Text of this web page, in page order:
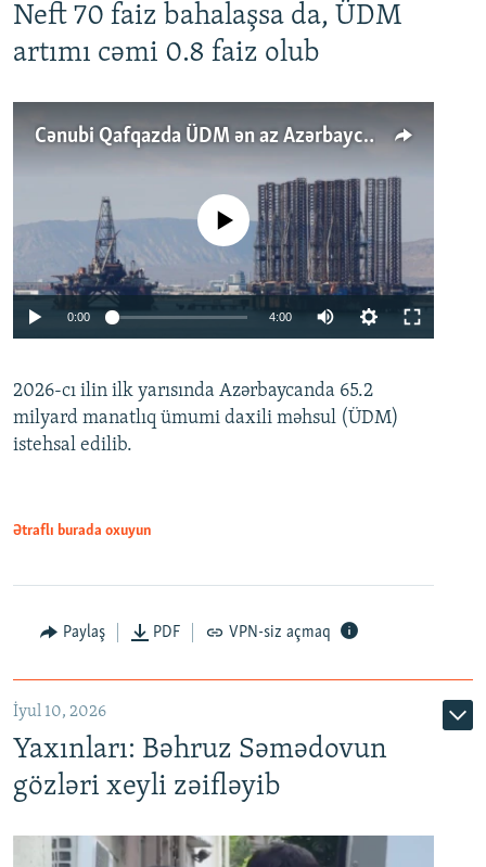
Neft 70 faiz bahalaşsa da, ÜDM
artımı cəmi 0.8 faiz olub
Cənubi Qafqazda ÜDM ən az Azərbaycanda artır: Qonşuları niyə Bakını qabaqlaya bilir?
Auto 240p 360p 480p
No media source currently available
0:00 4:00
360p
480p
2026-cı ilin ilk yarısında Azərbaycanda 65.2
milyard manatlıq ümumi daxili məhsul (ÜDM)
istehsal edilib.
Ətraflı burada oxuyun
Paylaş PDF VPN-siz açmaq
İyul 10, 2026
Yaxınları: Bəhruz Səmədovun
gözləri xeyli zəifləyib